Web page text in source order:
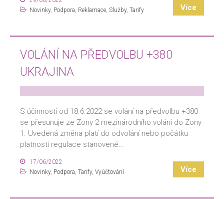
Novinky, Podpora, Reklamace, Služby, Tarify Více
VOLÁNÍ NA PŘEDVOLBU +380
UKRAJINA
S účinností od 18.6.2022 se volání na předvolbu +380
se přesunuje ze Zony 2 mezinárodního volání do Zony
1. Uvedená změna platí do odvolání nebo počátku
platnosti regulace stanovené…
17/06/2022
Novinky, Podpora, Tarify, Vyúčtování Více